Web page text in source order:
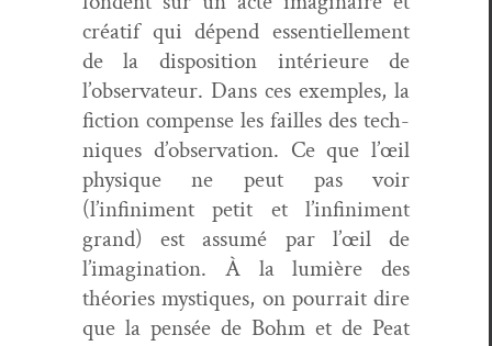
créatif qui dépend essen­tielle­ment
de la dis­po­si­tion intérieure de
l’observateur. Dans ces exem­ples, la
fic­tion com­pense les failles des tech­
niques d’observation. Ce que l’œil
physique ne peut pas voir
(l’infiniment petit et l’infiniment
grand) est assumé par l’œil de
l’imagination. À la lumière des
théories mys­tiques, on pour­rait dire
que la pen­sée de Bohm et de Peat